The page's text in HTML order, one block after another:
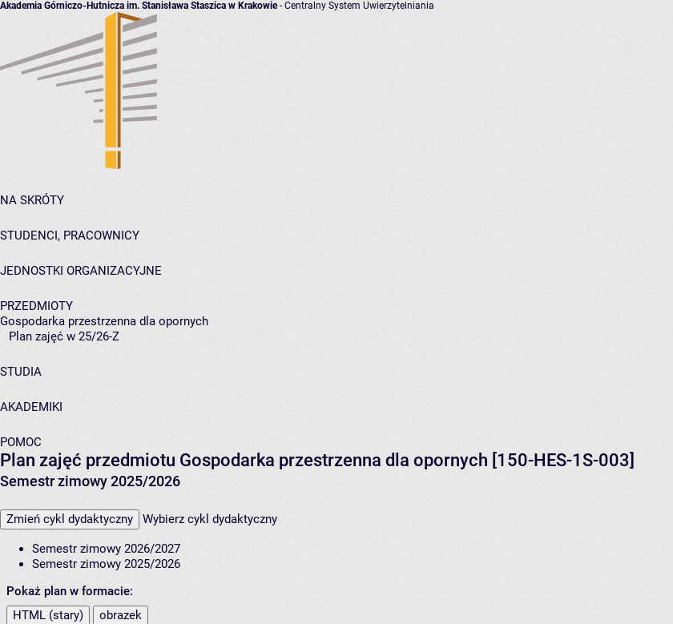
Akademia Górniczo-Hutnicza im. Stanisława Staszica w Krakowie- Centralny System Uwierzytelniania
NA SKRÓTY
STUDENCI, PRACOWNICY
JEDNOSTKI ORGANIZACYJNE
PRZEDMIOTY
Gospodarka przestrzenna dla opornych
Plan zajęć w 25/26-Z
STUDIA
AKADEMIKI
POMOC
Plan zajęć przedmiotu Gospodarka przestrzenna dla opornych [150-HES-1S-003]
Semestr zimowy 2025/2026
Zmień cykl dydaktyczny Wybierz cykl dydaktyczny
Semestr zimowy 2026/2027
Semestr zimowy 2025/2026
Pokaż plan w formacie:
HTML (stary)
obrazek